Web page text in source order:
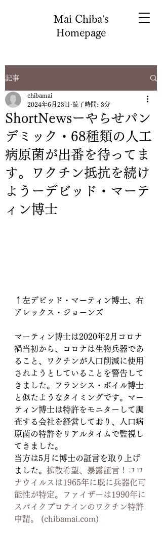
Mai Chiba's
Homepage
記事
ShortNewsーやらせパン
デミック・68種類の人工
病原菌が出番を待ってま
す。ワクチン抵抗を続け
ようーデビッド・マーテ
ィン博士
chibamai
2024年6月23日 読了時間: 3分
↑左デビッド・マーティン博士、右
アレックス・ジョーンズ
マーティン博士は2020年2月コロナ
禍当初から、コロナは生物兵器であ
ること、ワクチンが人口削減に使用
されようとしていることを警告して
きました。フランシス・ボイル博士
と似たようなタイミングです。マー
ティン博士は特許をモニターして調
査する会社を経営しており、人口病
原菌の特許をリアルタイムで監視し
てきました。
当方は5月に博士の証言を取り上げ
ました。 拡散希望、暴露証言！コロ
ナウイルスは1965年に既に兵器化可
能性が特定。ファイザーは1990年に
スパイクプロテインのワクチン特許
申請。 (chibamai.com)